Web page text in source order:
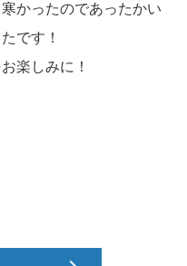
かったのであったかい
です！
楽しみに！